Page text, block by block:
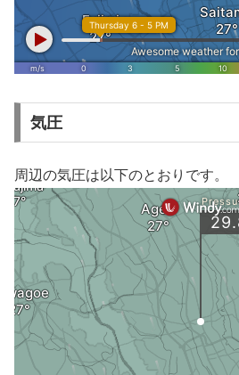
気圧
周辺の気圧は以下のとおりです。